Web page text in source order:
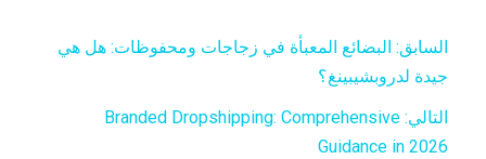
السابق: البضائع المعبأة في زجاجات ومحفوظات: هل هي
جيدة لدروبشيبينغ؟
التالي: Branded Dropshipping: Comprehensive
Guidance in 2026